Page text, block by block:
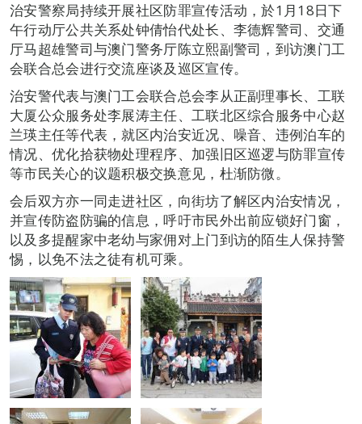
治安警察局持续开展社区防罪宣传活动，於1月18日下
午行动厅公共关系处钟倩怡代处长、李德辉警司、交通
厅马超雄警司与澳门警务厅陈立熙副警司，到访澳门工
会联合总会进行交流座谈及巡区宣传。
治安警代表与澳门工会联合总会李从正副理事长、工联
大厦公众服务处李展涛主任、工联北区综合服务中心赵
兰瑛主任等代表，就区内治安近况、噪音、违例泊车的
情况、优化拾获物处理程序、加强旧区巡逻与防罪宣传
等市民关心的议题积极交换意见，杜渐防微。
会后双方亦一同走进社区，向街坊了解区内治安情况，
并宣传防盗防骗的信息，呼吁市民外出前应锁好门窗，
以及多提醒家中老幼与家佣对上门到访的陌生人保持警
惕，以免不法之徒有机可乘。